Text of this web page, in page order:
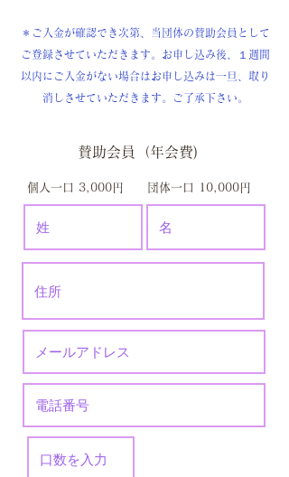
​＊ ご入金が確認でき次第、当団体の賛助会員として
ご登録させていただきます。​お申し込み後、１週間
以内にご入金がない場合はお申し込みは一旦、取り
消しさせていただきます。ご了承下さい。
賛助会員（年会費)
​ 個人一口 3,000​円 団体一口 10,000円